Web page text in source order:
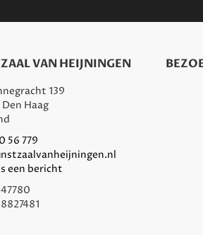
VAN HEIJNINGEN
139
Den Haag
56 779
een bericht